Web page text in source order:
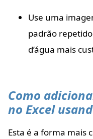
Use uma
padrão
d’água mais
Como
no Excel
Esta é a forma mais